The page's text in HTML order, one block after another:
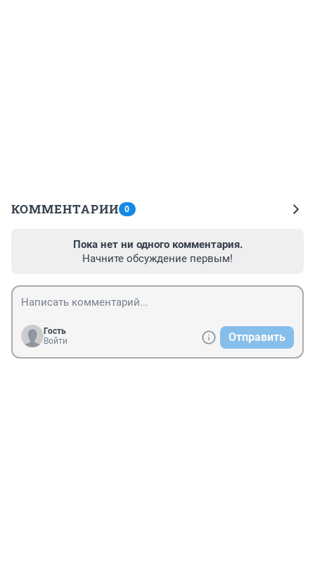
КОММЕНТАРИИ 0
Пока нет ни одного комментария.
Начните обсуждение первым!
Гость
Войти
Отправить